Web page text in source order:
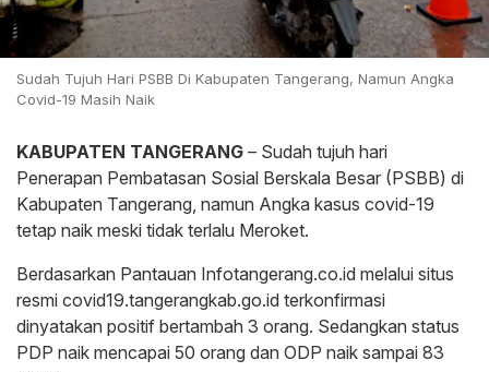
Sudah Tujuh Hari PSBB Di Kabupaten Tangerang, Namun Angka
Covid-19 Masih Naik
KABUPATEN TANGERANG – Sudah tujuh hari
Penerapan Pembatasan Sosial Berskala Besar (PSBB) di
Kabupaten Tangerang, namun Angka kasus covid-19
tetap naik meski tidak terlalu Meroket.
Berdasarkan Pantauan Infotangerang.co.id melalui situs
resmi covid19.tangerangkab.go.id terkonfirmasi
dinyatakan positif bertambah 3 orang. Sedangkan status
PDP naik mencapai 50 orang dan ODP naik sampai 83